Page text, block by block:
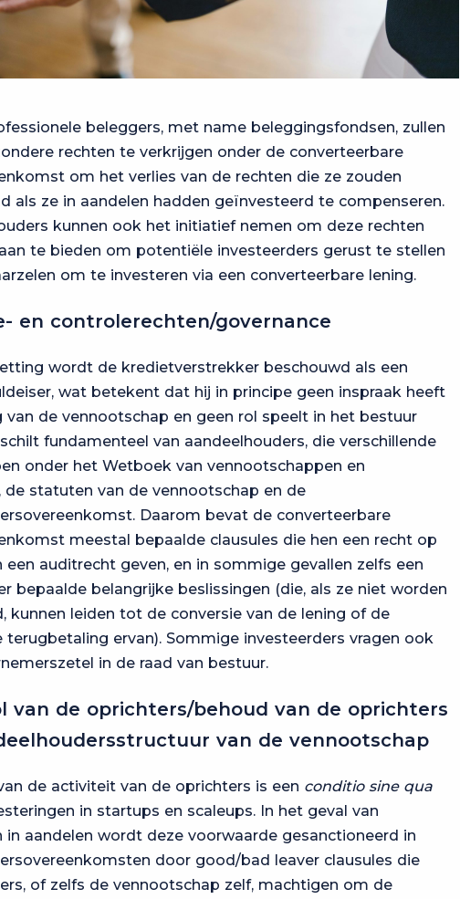
beleggers, met name beleggingsfondsen, zullen
rechten te verkrijgen onder de converteerbare
om het verlies van de rechten die ze zouden
als ze in aandelen hadden geïnvesteerd te compenseren.
kunnen ook het initiatief nemen om deze rechten
te bieden om potentiële investeerders gerust te stellen
om te investeren via een converteerbare lening.
en controlerechten/governance
wordt de kredietverstrekker beschouwd als een
wat betekent dat hij in principe geen inspraak heeft
van de vennootschap en geen rol speelt in het bestuur
fundamenteel van aandeelhouders, die verschillende
onder het Wetboek van vennootschappen en
de statuten van de vennootschap en de
Daarom bevat de converteerbare
meestal bepaalde clausules die hen een recht op
een auditrecht geven, en in sommige gevallen zelfs een
bepaalde belangrijke beslissingen (die, als ze niet worden
kunnen leiden tot de conversie van de lening of de
terugbetaling ervan). Sommige investeerders vragen ook
in de raad van bestuur.
van de oprichters/behoud van de oprichters
van de vennootschap
de activiteit van de oprichters is een conditio sine qua
in startups en scaleups. In het geval van
in aandelen wordt deze voorwaarde gesanctioneerd in
door good/bad leaver clausules die
of zelfs de vennootschap zelf, machtigen om de